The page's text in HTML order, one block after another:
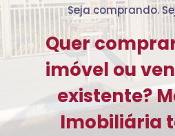
Seja comprando.
Quer
imóvel ou
existente?
Imobiliária